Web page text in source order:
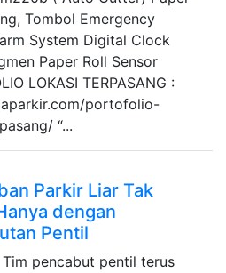
Tombol Emergency
System Digital Clock
Paper Roll Sensor
LOKASI TERPASANG :
portofolio-
“...
Parkir Liar Tak
dengan
Pentil
pencabut pentil terus